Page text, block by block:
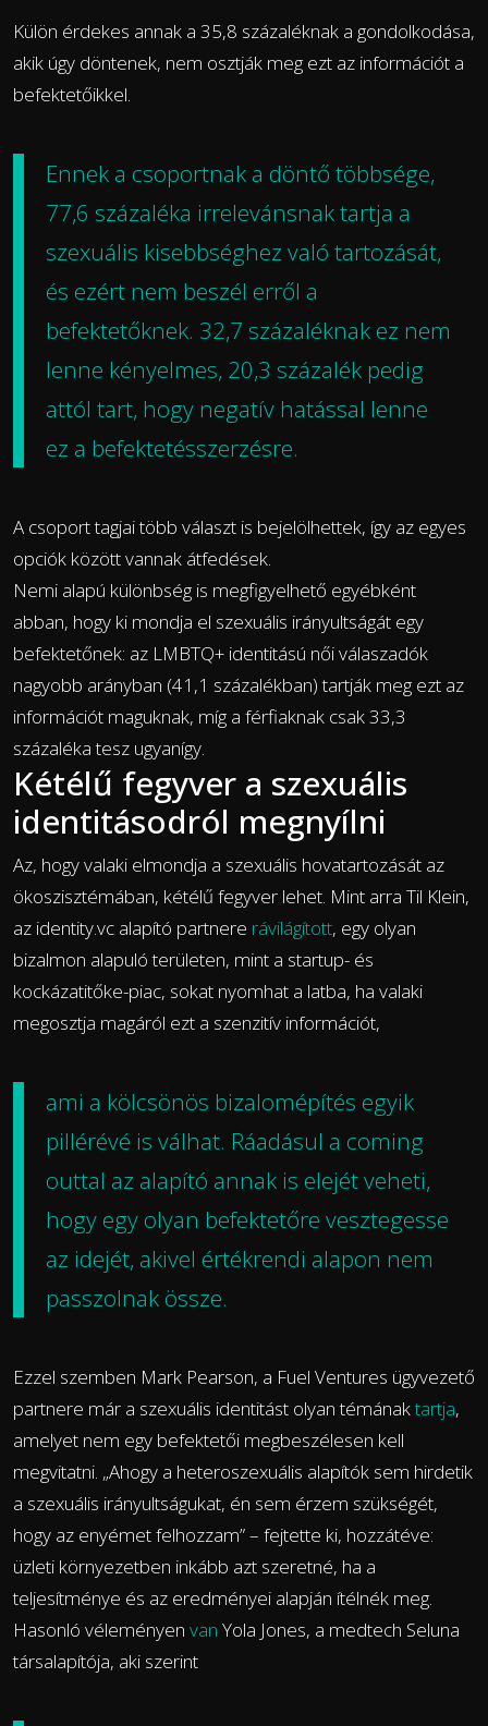
Külön érdekes annak a 35,8 százaléknak a gondolkodása,
akik úgy döntenek, nem osztják meg ezt az információt a
befektetőikkel.
Ennek a csoportnak a döntő többsége,
77,6 százaléka irrelevánsnak tartja a
szexuális kisebbséghez való tartozását,
és ezért nem beszél erről a
befektetőknek. 32,7 százaléknak ez nem
lenne kényelmes, 20,3 százalék pedig
attól tart, hogy negatív hatással lenne
ez a befektetésszerzésre.
A csoport tagjai több választ is bejelölhettek, így az egyes
opciók között vannak átfedések.
Nemi alapú különbség is megfigyelhető egyébként
abban, hogy ki mondja el szexuális irányultságát egy
befektetőnek: az LMBTQ+ identitású női válaszadók
nagyobb arányban (41,1 százalékban) tartják meg ezt az
információt maguknak, míg a férfiaknak csak 33,3
százaléka tesz ugyanígy.
Kétélű fegyver a szexuális
identitásodról megnyílni
Az, hogy valaki elmondja a szexuális hovatartozását az
ökoszisztémában, kétélű fegyver lehet. Mint arra Til Klein,
az identity.vc alapító partnere rávilágított, egy olyan
bizalmon alapuló területen, mint a startup- és
kockázatitőke-piac, sokat nyomhat a latba, ha valaki
megosztja magáról ezt a szenzitív információt,
ami a kölcsönös bizalomépítés egyik
pillérévé is válhat. Ráadásul a coming
outtal az alapító annak is elejét veheti,
hogy egy olyan befektetőre vesztegesse
az idejét, akivel értékrendi alapon nem
passzolnak össze.
Ezzel szemben Mark Pearson, a Fuel Ventures ügyvezető
partnere már a szexuális identitást olyan témánaktartja,
amelyet nem egy befektetői megbeszélesen kell
megvitatni. „Ahogy a heteroszexuális alapítók sem hirdetik
a szexuális irányultságukat, én sem érzem szükségét,
hogy az enyémet felhozzam” – fejtette ki, hozzátéve:
üzleti környezetben inkább azt szeretné, ha a
teljesítménye és az eredményei alapján ítélnék meg.
Hasonló véleményen van Yola Jones, a medtech Seluna
társalapítója, aki szerint